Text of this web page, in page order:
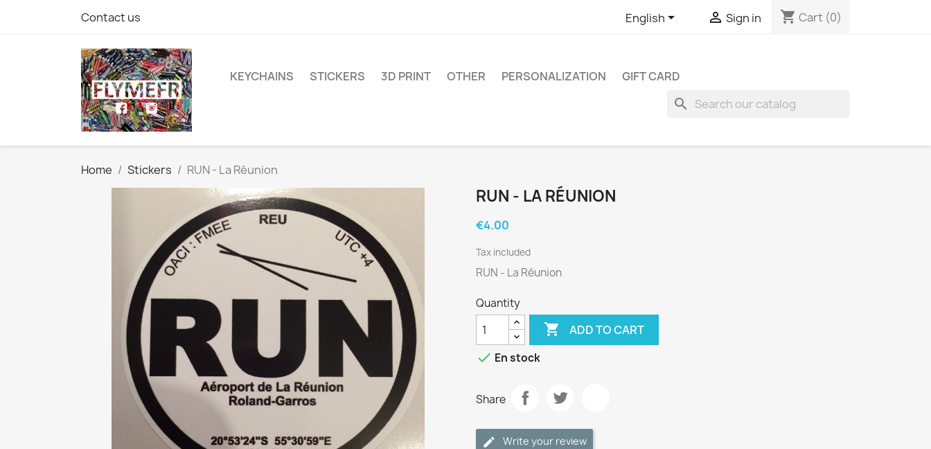
Contact us English  Sign in shopping_cart Cart (0)
KEYCHAINS STICKERS 3D PRINT OTHER PERSONALIZATION GIFT CARD
search
Home Stickers RUN - La Réunion
RUN - LA RÉUNION
€4.00
Tax included
RUN - La Réunion
Quantity
 ADD TO CART
 En stock
Share
Write your review